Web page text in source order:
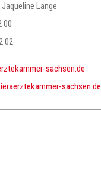
Lange
00
02
remmaketzreareit
sachsen.de